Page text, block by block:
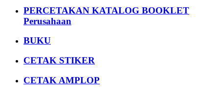
PERCETAKAN KATALOG BOOKLET
Perusahaan
BUKU
CETAK STIKER
CETAK AMPLOP